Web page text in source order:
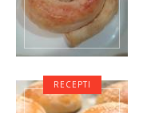
RECEPTI